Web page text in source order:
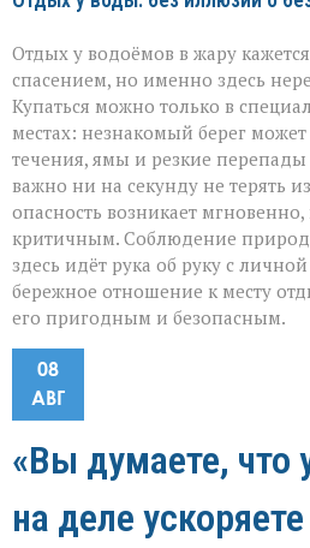
Отдых у водоёмов в жару
спасением, но именно здесь
Купаться можно только в
местах: незнакомый берег
течения, ямы и резкие
важно ни на секунду не терять
опасность возникает
критичным. Соблюдение
здесь идёт рука об руку с
бережное отношение к месту
его пригодным и безопасным.
08
АВГ
«Вы думаете, что
на деле